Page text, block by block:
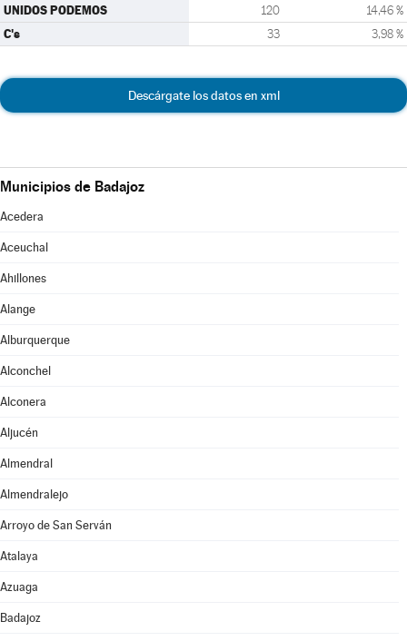
UNIDOS PODEMOS 120 14,46 %
C's 33 3,98 %
Descárgate los datos en xml
Municipios de Badajoz
Acedera
Aceuchal
Ahillones
Alange
Alburquerque
Alconchel
Alconera
Aljucén
Almendral
Almendralejo
Arroyo de San Serván
Atalaya
Azuaga
Badajoz